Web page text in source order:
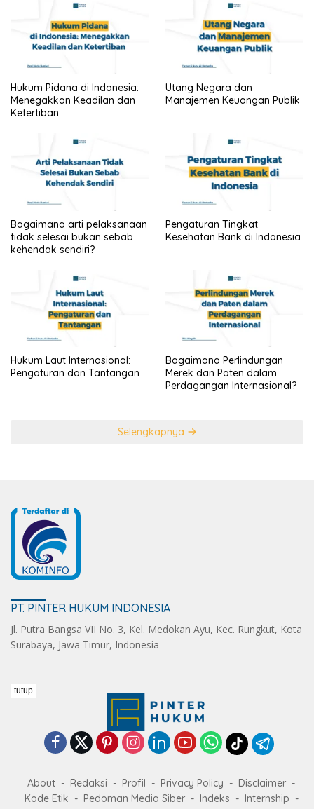
Hukum Pidana di Indonesia:
Menegakkan Keadilan dan
Ketertiban
Utang Negara dan
Manajemen Keuangan Publik
Bagaimana arti pelaksanaan
tidak selesai bukan sebab
kehendak sendiri?
Pengaturan Tingkat
Kesehatan Bank di Indonesia
Hukum Laut Internasional:
Pengaturan dan Tantangan
Bagaimana Perlindungan
Merek dan Paten dalam
Perdagangan Internasional?
Selengkapnya
PT. PINTER HUKUM INDONESIA
Jl. Putra Bangsa VII No. 3, Kel. Medokan Ayu, Kec. Rungkut, Kota
Surabaya, Jawa Timur, Indonesia
About Redaksi Profil Privacy Policy
Disclaimer
Kode Etik
Pedoman Media Siber Indeks
Internship
tutup